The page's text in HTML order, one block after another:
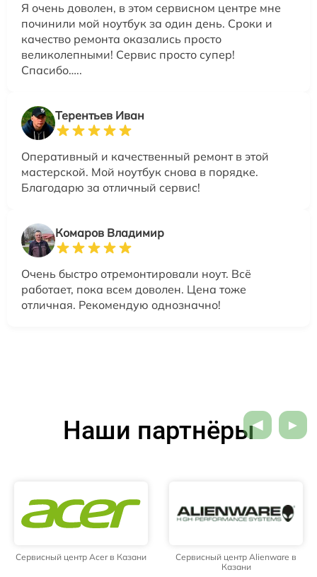
Я очень доволен, в этом сервисном центре мне
починили мой ноутбук за один день. Сроки и
качество ремонта оказались просто
великолепными! Сервис просто супер!
Спасибо…..
Терентьев Иван
Оперативный и качественный ремонт в этой
мастерской. Мой ноутбук снова в порядке.
Благодарю за отличный сервис!
Комаров Владимир
Очень быстро отремонтировали ноут. Всё
работает, пока всем доволен. Цена тоже
отличная. Рекомендую однозначно!
Наши партнёры
Сервисный центр Acer в Казани
Сервисный центр Alienware в
Казани